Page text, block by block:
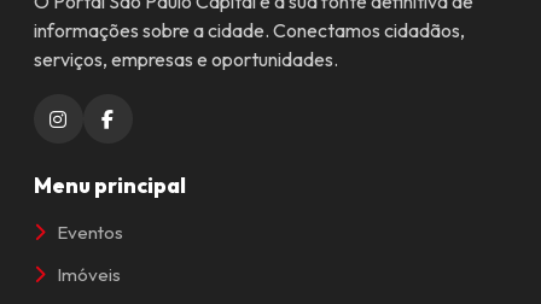
informações sobre a cidade. Conectamos cidadãos,
serviços, empresas e oportunidades.
Menu principal
Eventos
Imóveis